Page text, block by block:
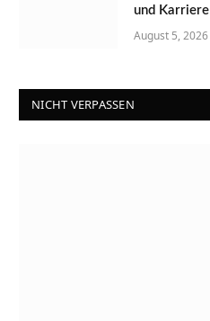
und Karriere
August 5, 2026
NICHT VERPASSEN